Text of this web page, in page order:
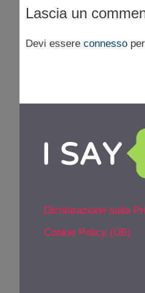
Lascia un
Devi essere connesso
Dichiarazione sulla
Cookie Policy (UE)